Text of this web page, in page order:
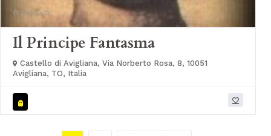
Il Principe Fantasma
Castello di Avigliana, Via Norberto Rosa, 8, 10051
Avigliana, TO, Italia